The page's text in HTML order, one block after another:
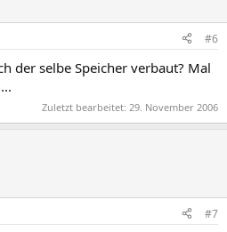
#6
der selbe Speicher verbaut? Mal
Zuletzt bearbeitet: 29. November 2006
#7